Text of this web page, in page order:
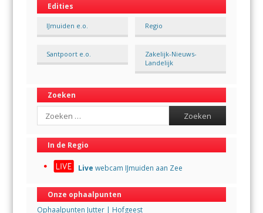
Edities
IJmuiden e.o. Regio
Santpoort e.o.
Zakelijk-Nieuws-
Landelijk
Zoeken
Search
In de Regio
Live webcam IJmuiden aan Zee
Onze ophaalpunten
Ophaalpunten Jutter | Hofgeest